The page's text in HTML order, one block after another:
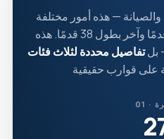
والصيانة — هذه أمور مختلفة
تمامًا بين قارب بطول 27 قدمًا وآخر بطول 38 قدمًا. هذه
بلتفاصيل محددة لثلاث فئات